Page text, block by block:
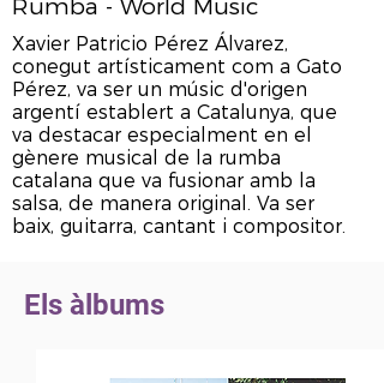
Rumba - World Music
Xavier Patricio Pérez Álvarez,
conegut artísticament com a Gato
Pérez, va ser un músic d'origen
argentí establert a Catalunya, que
va destacar especialment en el
gènere musical de la rumba
catalana que va fusionar amb la
salsa, de manera original. Va ser
baix, guitarra, cantant i compositor.
Els àlbums